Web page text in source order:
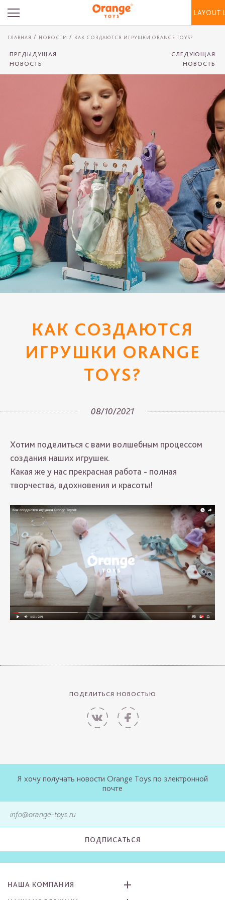
ГЛАВНАЯ НОВОСТИ КАК СОЗДАЮТСЯ ИГРУШКИ ORANGE TOYS?
ПРЕДЫДУЩАЯ
НОВОСТЬ
СЛЕДУЮЩАЯ
НОВОСТЬ
КАК СОЗДАЮТСЯ
ИГРУШКИ ORANGE
TOYS?
08/10/2021
Хотим поделиться с вами волшебным процессом
создания наших игрушек.
Какая же у нас прекрасная работа - полная
творчества, вдохновения и красоты!
ПОДЕЛИТЬСЯ НОВОСТЬЮ
Я хочу получать новости Orange Toys по электронной
почте
ПОДПИСАТЬСЯ
НАША КОМПАНИЯ